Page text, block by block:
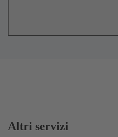
Altri servizi